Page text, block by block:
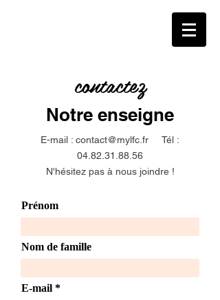
contactez
Notre enseigne
E-mail : contact@mylfc.fr
Tél :
04.82.31.88.56
N'hésitez pas à nous joindre !
Prénom
Nom de famille
E-mail